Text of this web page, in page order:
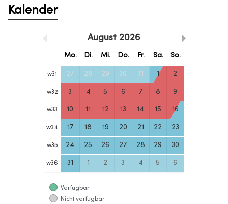
Kalender
August 2026
Mo. Di. Mi. Do. Fr. Sa. So.
w31 27 28 29 30 31 1 2
w32 3 4 5 6 7 8 9
w33 10 11 12 13 14 15 16
w34 17 18 19 20 21 22 23
w35 24 25 26 27 28 29 30
w36 31 1 2 3 4 5 6
Verfügbar
Nicht verfügbar